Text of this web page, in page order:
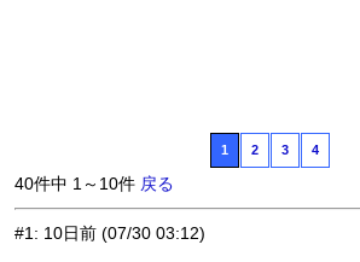
1 2 3 4
40件中 1～10件 戻る
#1: 10日前 (07/30 03:12)